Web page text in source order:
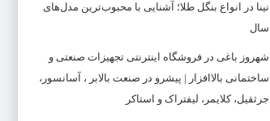
نینا در
انواع بنگل طلا؛ آشنایی با محبوب‌ترین مدل‌های
سال
شهروز باغی در فروشگاه اینترنتی تجهیزات صنعتی و
ساختمانی بالاافزار | پیشرو در صنعت بالابر ، آسانسور،
جرثقیل، کلایمر، لیفتراک و استاکر